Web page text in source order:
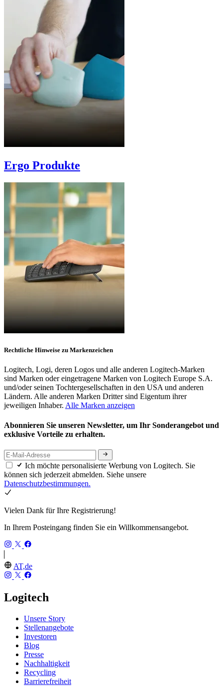
Ergo Produkte
Rechtliche Hinweise zu Markenzeichen
Logitech, Logi, deren Logos und alle anderen Logitech-Marken
sind Marken oder eingetragene Marken von Logitech Europe S.A.
und/oder seinen Tochtergesellschaften in den USA und anderen
Ländern. Alle anderen Marken Dritter sind Eigentum ihrer
jeweiligen Inhaber. Alle Marken anzeigen
Abonnieren Sie unseren Newsletter, um Ihr Sonderangebot und
exklusive Vorteile zu erhalten.
Ich möchte personalisierte Werbung von Logitech. Sie
können sich jederzeit abmelden. Siehe unsere
Datenschutzbestimmungen.
Vielen Dank für Ihre Registrierung!
In Ihrem Posteingang finden Sie ein Willkommensangebot.
AT,de
Logitech
Unsere Story
Stellenangebote
Investoren
Blog
Presse
Nachhaltigkeit
Recycling
Barrierefreiheit